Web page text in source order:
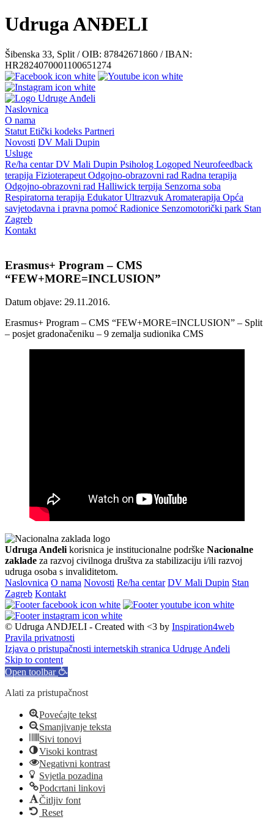
Udruga ANĐELI
Šibenska 33, Split / OIB: 87842671860 / IBAN:
HR2824070001100651274
Naslovnica
O nama
Statut Etički kodeks Partneri
Novosti DV Mali Dupin
Usluge
Re/ha centarDV Mali Dupin Psiholog Logoped Neurofeedback
terapija Fizioterapeut Odgojno-obrazovni rad Radna terapija
Odgojno-obrazovni rad Halliwick terpija Senzorna soba
Respiratorna terapija EdukatorUltrazvuk Aromaterapija Opća
savjetodavna i pravna pomoć Radionice Senzomotorički park Stan
Zagreb
Kontakt
Erasmus+ Program – CMS
“FEW+MORE=INCLUSION”
Datum objave: 29.11.2016.
Erasmus+ Program – CMS “FEW+MORE=INCLUSION” – Split
– posjet gradonačeniku – 9 zemalja sudionika CMS
Udruga Anđeli korisnica je institucionalne podrške Nacionalne
zaklade za razvoj civilnoga društva za stabilizaciju i/ili razvoj
udruga osoba s invaliditetom.
Naslovnica O nama Novosti Re/ha centar DV Mali Dupin Stan
Zagreb Kontakt
© Udruga ANDJELI - Created with <3 by Inspiration4web
Pravila privatnosti
Izjava o pristupačnosti internetskih stranica Udruge Anđeli
Skip to content
Open toolbar
Alati za pristupačnost
Povećajte tekst
Smanjivanje teksta
Sivi tonovi
Visoki kontrast
Negativni kontrast
Svjetla pozadina
Podcrtani linkovi
Čitljiv font
Reset